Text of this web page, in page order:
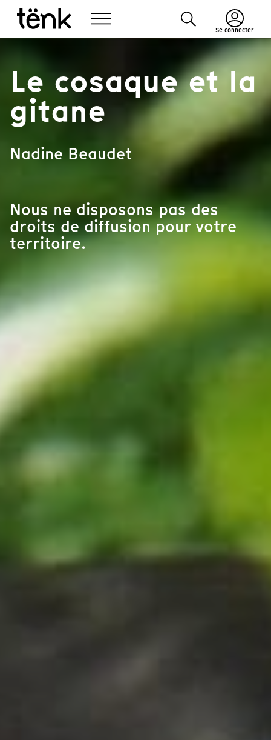
Se connecter
Le cosaque et la
gitane
Nadine Beaudet
Nous ne disposons pas des
droits de diffusion pour votre
territoire.